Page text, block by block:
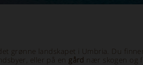
grønne landskapet i Umbria. Du
eller på en gård nær skogen og